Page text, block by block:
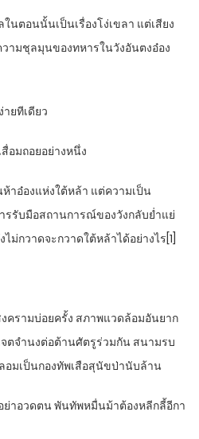
นตอนนั้นเป็นเรื่องโง่เขลา แต่เสียง
ามชุลมุนของทหารในวังอันตงอ๋อง
ยทีเดียว
อมถอยอย่างหนึ่ง
าอ๋องแห่งใต้หล้า แต่ความเป็น
รรับมือสถานการณ์ของวังกลับย่ำแย่
ม่กวาดจะกวาดใต้หล้าได้อย่างไร[1]
ครามบ่อยครั้ง สภาพแวดล้อมอันยาก
ตจำนงต่อต้านศัตรูร่วมกัน สนามรบ
อมเป็นกองทัพเสือสุนัขป่านับล้าน
ย่าอวดตน พันทัพหมื่นม้าต้องหลีกลี้อีกา